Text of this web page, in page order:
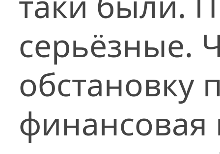
серьёзные.
обстановку
финансовая